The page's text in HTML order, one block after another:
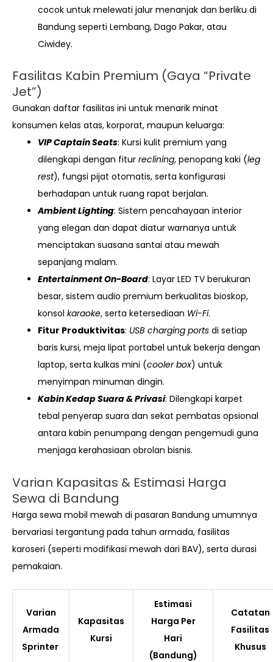
cocok untuk melewati jalur menanjak dan berliku di
Bandung seperti Lembang, Dago Pakar, atau
Ciwidey.
Fasilitas Kabin Premium (Gaya “Private
Jet”)
Gunakan daftar fasilitas ini untuk menarik minat
konsumen kelas atas, korporat, maupun keluarga:
VIP Captain Seats: Kursi kulit premium yang
dilengkapi dengan fitur reclining, penopang kaki (leg
rest), fungsi pijat otomatis, serta konfigurasi
berhadapan untuk ruang rapat berjalan.
Ambient Lighting: Sistem pencahayaan interior
yang elegan dan dapat diatur warnanya untuk
menciptakan suasana santai atau mewah
sepanjang malam.
Entertainment On-Board: Layar LED TV berukuran
besar, sistem audio premium berkualitas bioskop,
konsol karaoke, serta ketersediaan Wi-Fi.
Fitur Produktivitas: USB charging ports di setiap
baris kursi, meja lipat portabel untuk bekerja dengan
laptop, serta kulkas mini (cooler box) untuk
menyimpan minuman dingin.
Kabin Kedap Suara & Privasi: Dilengkapi karpet
tebal penyerap suara dan sekat pembatas opsional
antara kabin penumpang dengan pengemudi guna
menjaga kerahasiaan obrolan bisnis.
Varian Kapasitas & Estimasi Harga
Sewa di Bandung
Harga sewa mobil mewah di pasaran Bandung umumnya
bervariasi tergantung pada tahun armada, fasilitas
karoseri (seperti modifikasi mewah dari BAV), serta durasi
pemakaian.
Varian
Armada
Sprinter
Kapasitas
Kursi
Estimasi
Harga Per
Hari
(Bandung)
Catatan
Fasilitas
Khusus